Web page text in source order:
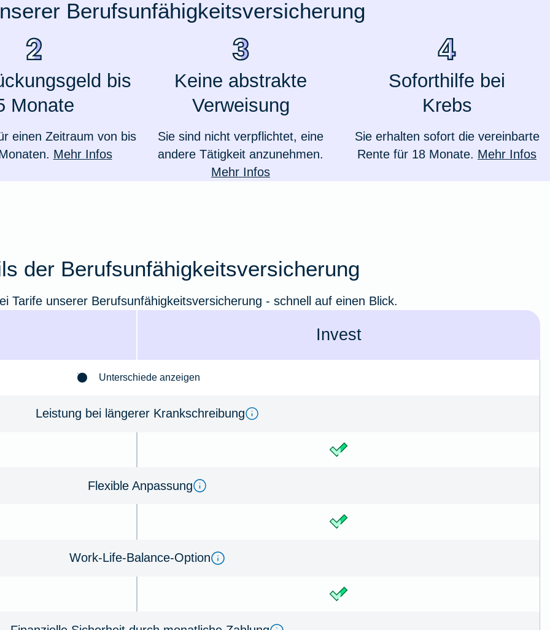
Berufsunfähigkeitsversicherung
bis
Monate
einen Zeitraum von bis
Mehr Infos
Keine abstrakte
Verweisung
Sie sind nicht verpflichtet, eine
andere Tätigkeit anzunehmen.
Mehr Infos
Soforthilfe bei
Krebs
Sie erhalten sofort die vereinbarte
Rente für 18 Monate. Mehr Infos
der Berufsunfähigkeitsversicherung
Tarife unserer Berufsunfähigkeitsversicherung - schnell auf einen Blick.
Invest
Unterschiede anzeigen
Leistung bei längerer Krankschreibung
Flexible Anpassung
Work-Life-Balance-Option